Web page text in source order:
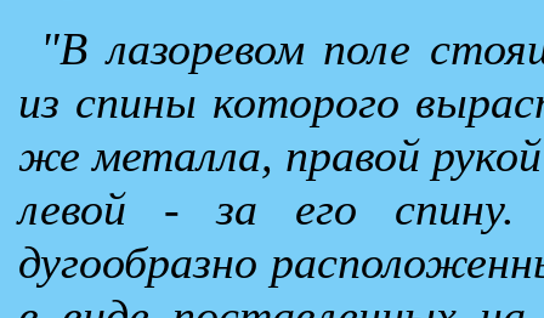
"В лазоревом поле
из спины которого
же металла, правой
левой - за его спину.
дугообразно